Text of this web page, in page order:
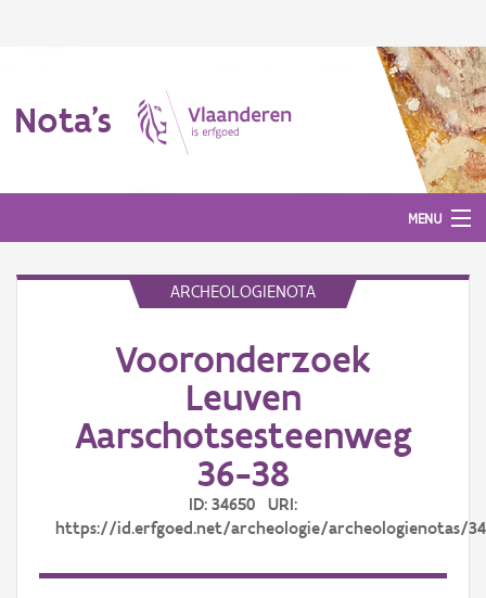
Nota's
MENU
ARCHEOLOGIENOTA
Vooronderzoek
Leuven
Aarschotsesteenweg
36-38
ID: 34650 URI:
https://id.erfgoed.net/archeologie/archeologienotas/